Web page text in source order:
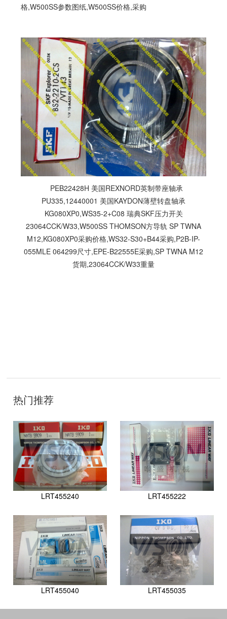
格,W500SS参数图纸,W500SS价格,采购
PEB22428H 美国REXNORD英制带座轴承
PU335,12440001 美国KAYDON薄壁转盘轴承
KG080XP0,WS35-2+C08 瑞典SKF压力开关
23064CCK/W33,W500SS THOMSON方导轨 SP TWNA
M12,KG080XP0采购价格,WS32-S30+B44采购,P2B-IP-
055MLE 064299尺寸,EPE-B22555E采购,SP TWNA M12
货期,23064CCK/W33重量
公
热门推荐
LRT455240 LRT455222
LRT455040 LRT455035